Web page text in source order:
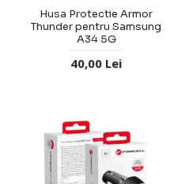
Husa Protectie Armor
Thunder pentru Samsung
A34 5G
40,00 Lei